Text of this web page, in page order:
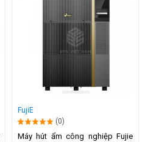
FujiE
(0)
Máy hút ẩm công nghiệp Fujie